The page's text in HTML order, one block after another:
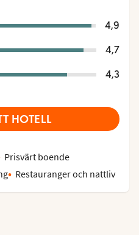
4,9
4,7
4,3
HOTELL
Prisvärt boende
Restauranger och nattliv